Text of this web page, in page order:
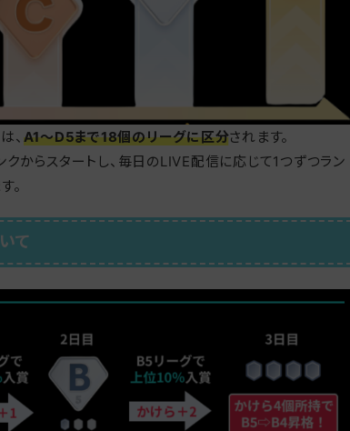
、 A1〜D5まで18個のリーグに区分されます。
からスタートし、毎日のLIVE配信に応じて1つずつラン
。
て